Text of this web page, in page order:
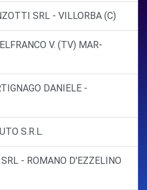
SRL - VILLORBA (C)
V. (TV) MAR-
DANIELE -
S.R.L.
- ROMANO D'EZZELINO